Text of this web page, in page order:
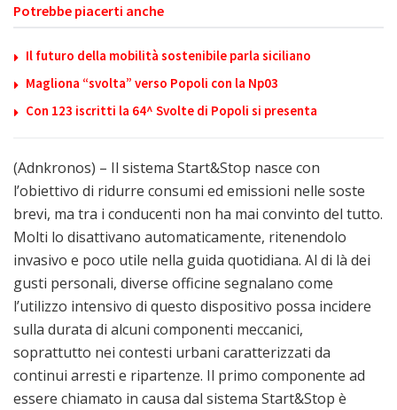
Potrebbe piacerti anche
Il futuro della mobilità sostenibile parla siciliano
Magliona “svolta” verso Popoli con la Np03
Con 123 iscritti la 64^ Svolte di Popoli si presenta
(Adnkronos) – Il sistema Start&Stop nasce con
l’obiettivo di ridurre consumi ed emissioni nelle soste
brevi, ma tra i conducenti non ha mai convinto del tutto.
Molti lo disattivano automaticamente, ritenendolo
invasivo e poco utile nella guida quotidiana. Al di là dei
gusti personali, diverse officine segnalano come
l’utilizzo intensivo di questo dispositivo possa incidere
sulla durata di alcuni componenti meccanici,
soprattutto nei contesti urbani caratterizzati da
continui arresti e ripartenze. Il primo componente ad
essere chiamato in causa dal sistema Start&Stop è